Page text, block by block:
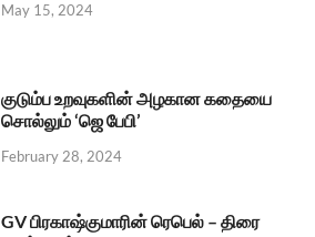
May 15, 2024
குடும்ப உறவுகளின் அழகான கதையை
சொல்லும் ‘ஜெ பேபி’
February 28, 2024
GV பிரகாஷ்குமாரின் ரெபெல் – திரை